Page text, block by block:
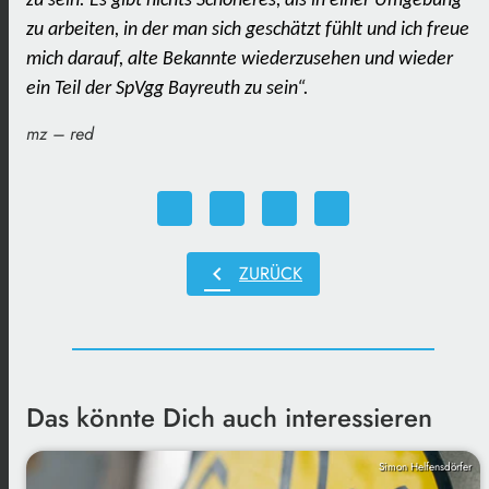
zu arbeiten, in der man sich geschätzt fühlt und ich freue
mich darauf, alte Bekannte wiederzusehen und wieder
ein Teil der SpVgg Bayreuth zu sein“.
mz – red
chevron_left ZURÜCK
Das könnte Dich auch interessieren
Simon Helfensdörfer